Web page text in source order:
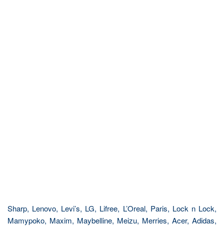
Sharp, Lenovo, Levi’s, LG, Lifree, L’Oreal, Paris, Lock n Lock,
Mamypoko, Maxim, Maybelline, Meizu, Merries, Acer, Adidas,